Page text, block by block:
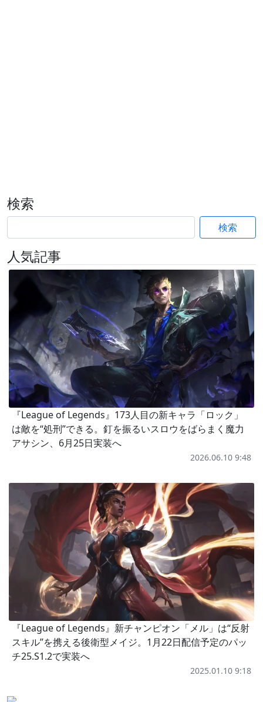
検索
検索
人気記事
『League of Legends』173人目の新キャラ「ロック」
は敵を“処刑”できる。釘を振るいスロウをばらまく魔力
アサシン、6月25日実装へ
2026.06.10 9:48
『League of Legends』新チャンピオン「メル」は“反射
スキル”を携える後衛型メイジ。1月22日配信予定のパッ
チ25.S1.2で実装へ
2025.01.10 9:18